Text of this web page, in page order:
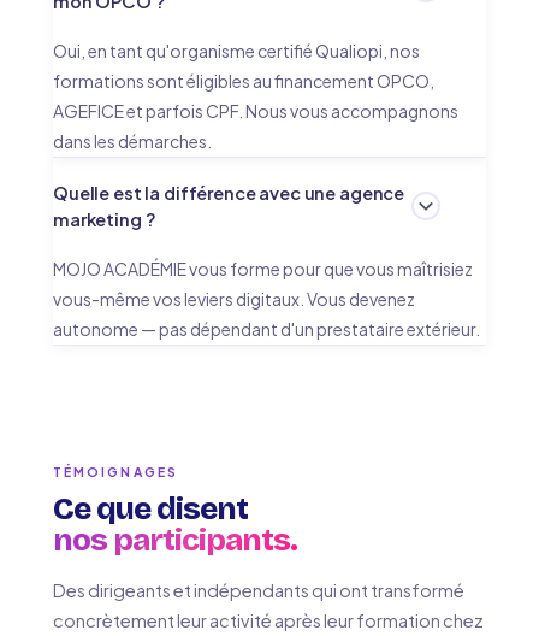
Oui, en tant qu'organisme certifié Qualiopi, nos
formations sont éligibles au financement OPCO,
AGEFICE et parfois CPF. Nous vous accompagnons
dans les démarches.
Quelle est la différence avec une agence
marketing ?
MOJO ACADÉMIE vous forme pour que vous maîtrisiez
vous-même vos leviers digitaux. Vous devenez
autonome — pas dépendant d'un prestataire extérieur.
TÉMOIGNAGES
Ce que disent
nos participants.
Des dirigeants et indépendants qui ont transformé
concrètement leur activité après leur formation chez